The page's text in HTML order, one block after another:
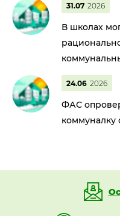
31.07 2026
В школах
24.06 2026
ФАС
коммуналку